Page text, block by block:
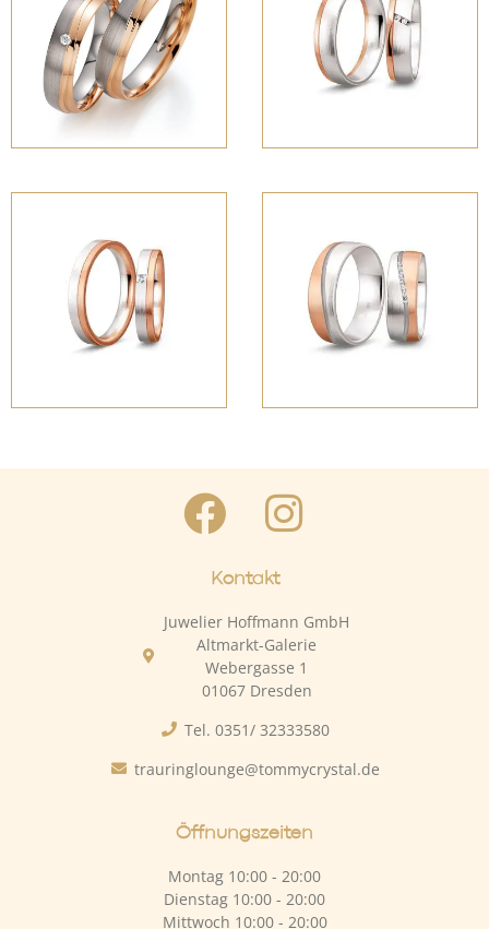
Kontakt
Juwelier Hoffmann GmbH
Altmarkt-Galerie
Webergasse 1
01067 Dresden
Tel. 0351/ 32333580
trauringlounge@tommycrystal.de
Öffnungszeiten
Montag 10:00 - 20:00
Dienstag 10:00 - 20:00
Mittwoch 10:00 - 20:00